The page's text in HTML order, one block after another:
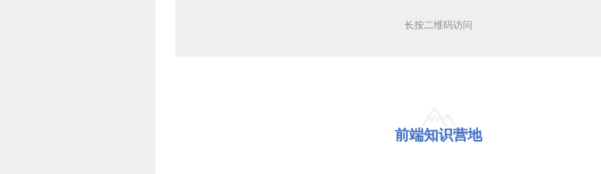
长按二维码访问
前端知识营地